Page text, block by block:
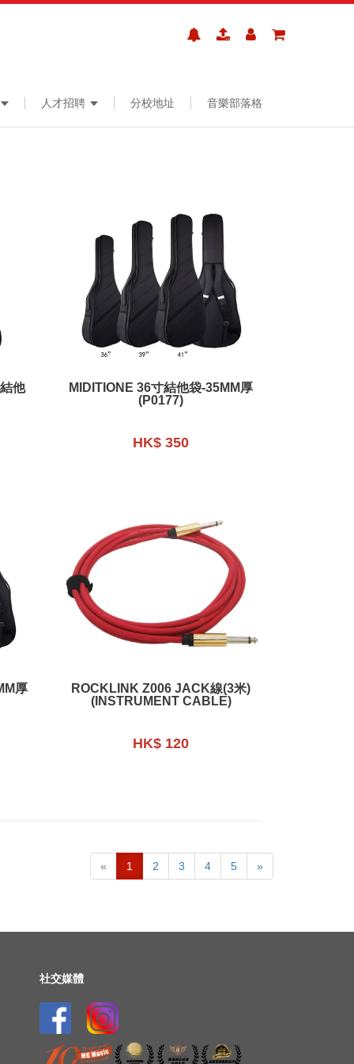
人才招聘 分校地址 音樂部落格
他
MIDITIONE 36寸結他袋-35MM厚
(P0177)
HK$ 350
ROCKLINK Z006 JACK線(3米)
(INSTRUMENT CABLE)
HK$ 120
« 1 2 3 4 5 »
社交媒體